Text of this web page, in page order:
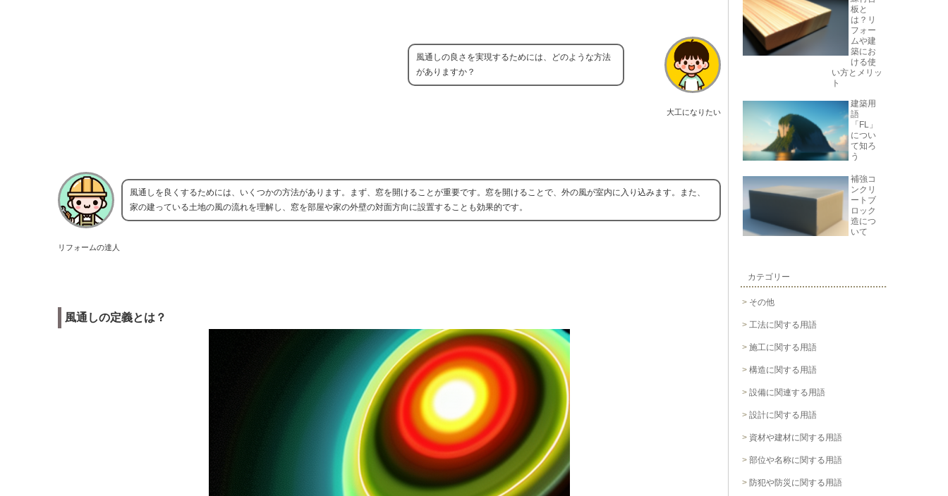
大工になりたい
風通しの良さを実現するためには、どのような方法
がありますか？
リフォームの達人
風通しを良くするためには、いくつかの方法があります。まず、窓を開けることが重要です。窓を開けることで、外の風が室内に入り込みます。また、
家の建っている土地の風の流れを理解し、窓を部屋や家の外壁の対面方向に設置することも効果的です。
風通しの定義とは？
板と
は？リ
フォー
ムや建
築にお
ける使
い方とメリッ
ト
建築用
語
「FL」
につい
て知ろ
う
補強コ
ンクリ
ートブ
ロック
造につ
いて
カテゴリー
その他
工法に関する用語
施工に関する用語
構造に関する用語
設備に関連する用語
設計に関する用語
資材や建材に関する用語
部位や名称に関する用語
防犯や防災に関する用語